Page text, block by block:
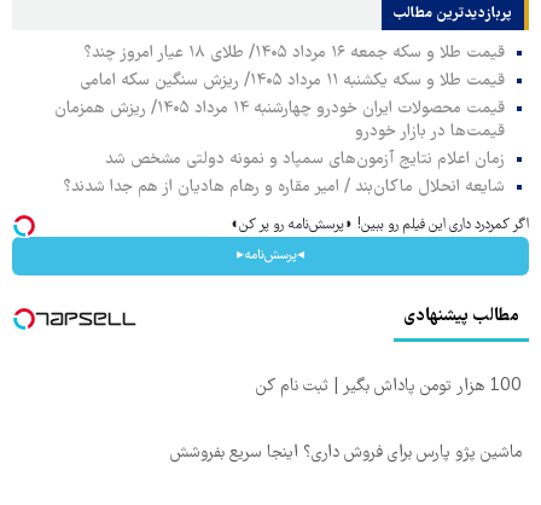
پربازدیدترین‌ مطالب
قیمت طلا و سکه جمعه ۱۶ مرداد ۱۴۰۵/ طلای ۱۸ عیار امروز چند؟
قیمت طلا و سکه یکشنبه ۱۱ مرداد ۱۴۰۵/ ریزش سنگین سکه امامی
قیمت محصولات ایران خودرو چهارشنبه ۱۴ مرداد ۱۴۰۵/ ریزش همزمان
قیمت‌ها در بازار خودرو
زمان اعلام نتایج آزمون‌های سمپاد و نمونه دولتی مشخص شد
شایعه انحلال ماکان‌بند / امیر مقاره و رهام هادیان از هم جدا شدند؟
اگر کمردرد داری این فیلم رو ببین! ◗پرسش‌نامه رو پر کن◖
◂پرسش‌نامه▸
مطالب پیشنهادی
100 هزار تومن پاداش بگیر | ثبت نام کن
ماشین پژو پارس برای فروش داری؟ اینجا سریع بفروشش